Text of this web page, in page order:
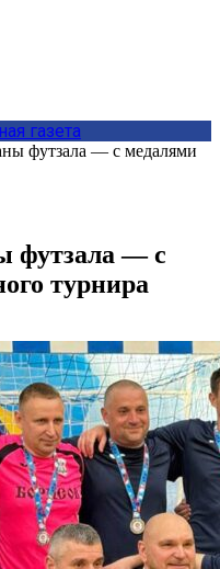
газета
футзала — с медалями
футзала — с
турнира